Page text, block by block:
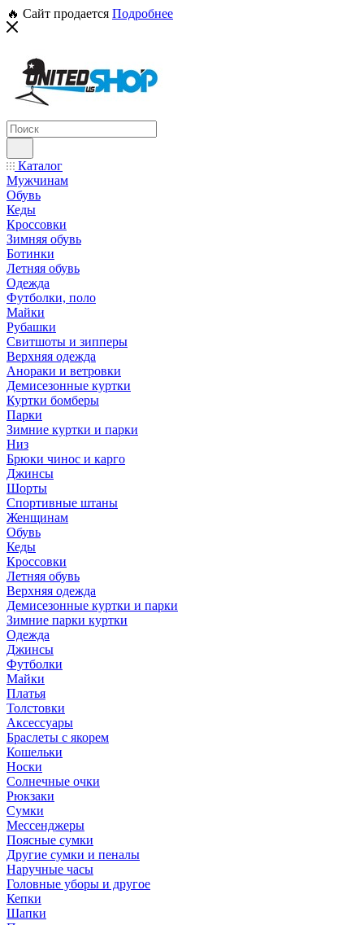
🔥 Сайт продается Подробнее
Каталог
Мужчинам
Обувь
Кеды
Кроссовки
Зимняя обувь
Ботинки
Летняя обувь
Одежда
Футболки, поло
Майки
Рубашки
Свитшоты и зипперы
Верхняя одежда
Анораки и ветровки
Демисезонные куртки
Куртки бомберы
Парки
Зимние куртки и парки
Низ
Брюки чинос и карго
Джинсы
Шорты
Спортивные штаны
Женщинам
Обувь
Кеды
Кроссовки
Летняя обувь
Верхняя одежда
Демисезонные куртки и парки
Зимние парки куртки
Одежда
Джинсы
Футболки
Майки
Платья
Толстовки
Аксессуары
Браслеты с якорем
Кошельки
Носки
Солнечные очки
Рюкзаки
Сумки
Мессенджеры
Поясные сумки
Другие сумки и пеналы
Наручные часы
Головные уборы и другое
Кепки
Шапки